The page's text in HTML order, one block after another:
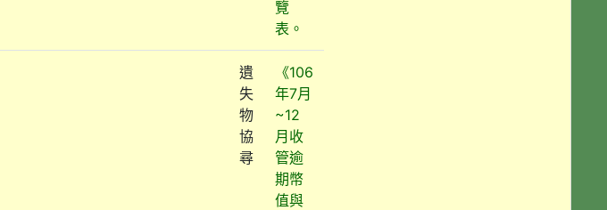
覽
表。
遺
失
物
協
尋
《106
年7月
~12
月收
管逾
期幣
值與